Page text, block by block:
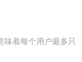
味着每个用户最多只